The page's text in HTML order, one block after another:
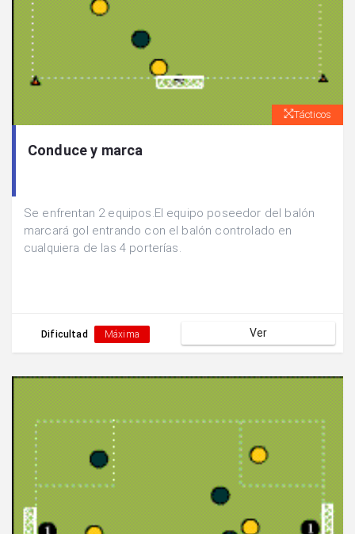
Tácticos
Conduce y marca
Se enfrentan 2 equipos.El equipo poseedor del balón
marcará gol entrando con el balón controlado en
cualquiera de las 4 porterías.
Dificultad Máxima Ver